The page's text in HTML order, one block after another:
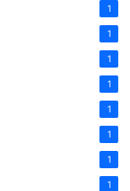
1
1
1
1
1
1
1
1